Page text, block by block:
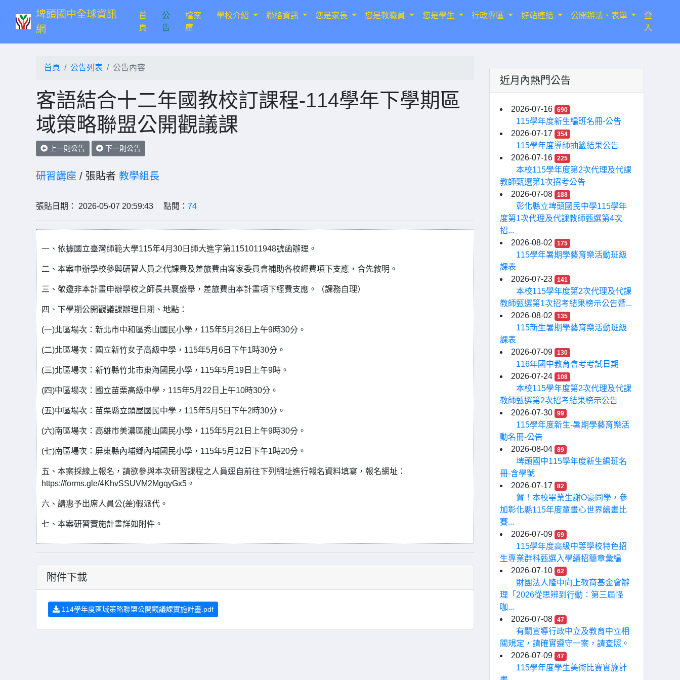
埤頭國中全球資訊
網
首
頁(current)
公
告
檔案
庫
學校介紹 聯絡資訊 您是家長 您是教職員 您是學生 行政專區 好站連結 公開辦法、表單
登
入
首頁 公告列表 公告內容
客語結合十二年國教校訂課程-114學年下學期區
域策略聯盟公開觀議課
上一則公告 下一則公告
研習講座 / 張貼者 教學組長
張貼日期： 2026-05-07 20:59:43 點閱： 74
一、依據國立臺灣師範大學115年4月30日師大進字第1151011948號函辦理。
二、本案申辦學校參與研習人員之代課費及差旅費由客家委員會補助各校經費項下支應，合先敘明。
三、敬邀非本計畫申辦學校之師長共襄盛舉，差旅費由本計畫項下經費支應。（課務自理）
四、下學期公開觀議課辦理日期、地點：
(一)北區場次：新北市中和區秀山國民小學，115年5月26日上午9時30分。
(二)北區場次：國立新竹女子高級中學，115年5月6日下午1時30分。
(三)北區場次：新竹縣竹北市東海國民小學，115年5月19日上午9時。
(四)中區場次：國立苗栗高級中學，115年5月22日上午10時30分。
(五)中區場次：苗栗縣立頭屋國民中學，115年5月5日下午2時30分。
(六)南區場次：高雄市美濃區龍山國民小學，115年5月21日上午9時30分。
(七)南區場次：屏東縣內埔鄉內埔國民小學，115年5月12日下午1時20分。
五、本案採線上報名，請欲參與本次研習課程之人員逕自前往下列網址進行報名資料填寫，報名網址：
https://forms.gle/4KhvSSUVM2MgqyGx5。
六、請惠予出席人員公(差)假派代。
七、本案研習實施計畫詳如附件。
附件下載
114學年度區域策略聯盟公開觀議課實施計畫.pdf
近月內熱門公告
2026-07-16 690
115學年度新生編班名冊-公告
2026-07-17
354
115學年度導師抽籤結果公告
2026-07-16
225
本校115學年度第2次代理及代課
教師甄選第1次招考公告
2026-07-08
188
彰化縣立埤頭國民中學115學年
度第1次代理及代課教師甄選第4次
招...
2026-08-02
175
115學年暑期學藝育樂活動班級
課表
2026-07-23
141
本校115學年度第2次代理及代課
教師甄選第1次招考結果榜示公告暨...
2026-08-02
135
115新生暑期學藝育樂活動班級
課表
2026-07-09
130
116年國中教育會考考試日期
2026-07-24
108
本校115學年度第2次代理及代課
教師甄選第2次招考結果榜示公告
2026-07-30
99
115學年度新生-暑期學藝育樂活
動名冊-公告
2026-08-04
89
埤頭國中115學年度新生編班名
冊-含學號
2026-07-17
82
賀！本校畢業生謝O豪同學，參
加彰化縣115年度童畫心世界繪畫比
賽...
2026-07-09
69
115學年度高級中等學校特色招
生專業群科甄選入學續招簡章彙編
2026-07-10
62
財團法人隆中向上教育基金會辦
理「2026從思辨到行動：第三屆怪
咖...
2026-07-08
47
有關宣導行政中立及教育中立相
關規定，請確實遵守一案，請查照。
2026-07-09
47
115學年度學生美術比賽實施計